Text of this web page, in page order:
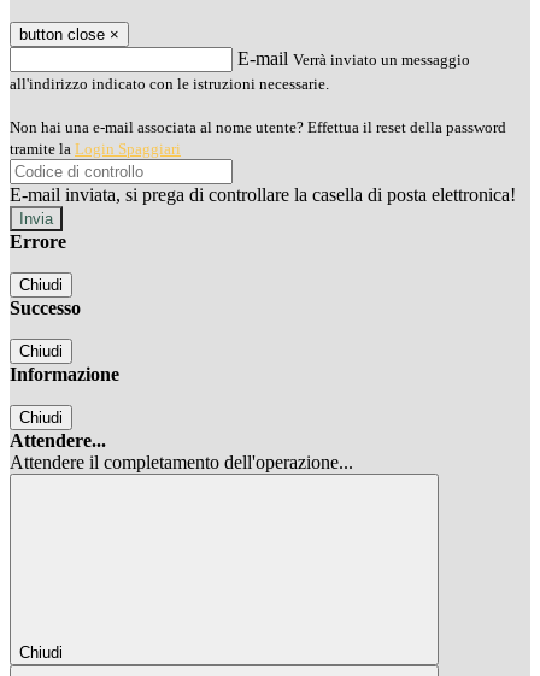
button close ×
E-mail Verrà inviato un messaggio
all'indirizzo indicato con le istruzioni necessarie.
Non hai una e-mail associata al nome utente? Effettua il reset della password
tramite la Login Spaggiari
E-mail inviata, si prega di controllare la casella di posta elettronica!
Errore
Chiudi
Successo
Chiudi
Informazione
Chiudi
Attendere...
Attendere il completamento dell'operazione...
Chiudi